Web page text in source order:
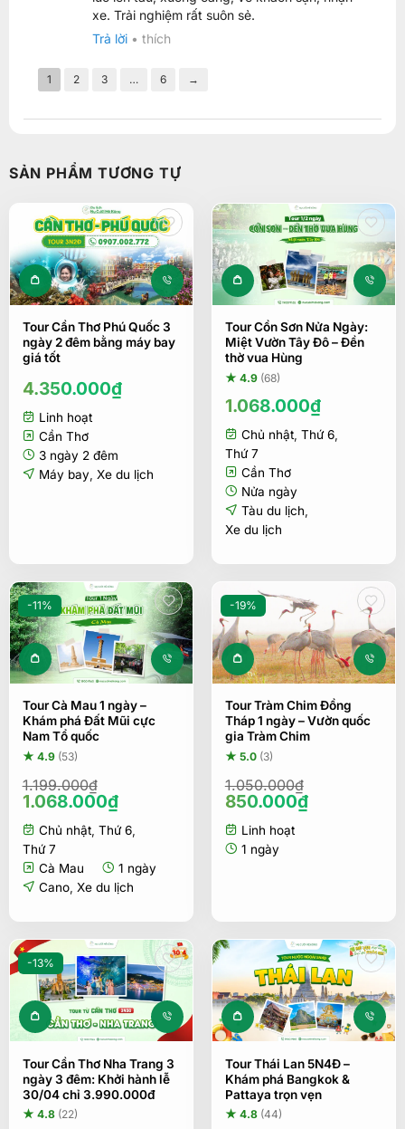
hạng55
sao
xe. Trải nghiệm rất suôn sẻ.
Trả lời • thích
1 2 3 … 6 →
SẢN PHẨM TƯƠNG TỰ
Tour Cần Thơ Phú Quốc 3
ngày 2 đêm bằng máy bay
giá tốt
4.350.000₫
Linh hoạt
Cần Thơ
3 ngày 2 đêm
Máy bay Xe du lịch
Tour Cồn Sơn Nửa Ngày:
Miệt Vườn Tây Đô – Đền
thờ vua Hùng
★ 4.9 (68)
1.068.000₫
Chủ nhật, Thứ 6,
Thứ 7
Cần Thơ
Nửa ngày
Tàu du lịch
Xe du lịch
-11%
Tour Cà Mau 1 ngày –
Khám phá Đất Mũi cực
Nam Tổ quốc
★ 4.9 (53)
1.199.000₫
Giá
là:
1.199.000₫.
1.068.000₫Giá
hiện
tại
1.068.000₫.
Chủ nhật, Thứ 6,
Thứ 7
Cà Mau
1 ngày
Cano, Xe du lịch
-19%
Tour Tràm Chim Đồng
Tháp 1 ngày – Vườn quốc
gia Tràm Chim
★ 5.0 (3)
1.050.000₫
Giá
là:
1.050.000₫.
850.000₫Giá
hiện
Linh hoạt
1 ngày
-13%
Tour Cần Thơ Nha Trang 3
ngày 3 đêm: Khởi hành lễ
30/04 chỉ 3.990.000đ
★ 4.8 (22)
Tour Thái Lan 5N4Đ –
Khám phá Bangkok &
Pattaya trọn vẹn
★ 4.8 (44)